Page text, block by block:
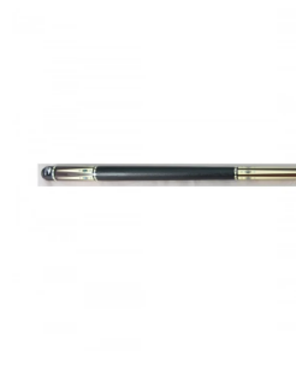
hvězdiček.